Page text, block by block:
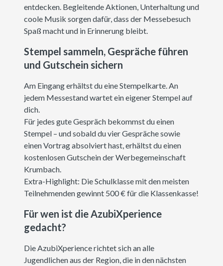
entdecken. Begleitende Aktionen, Unterhaltung und
coole Musik sorgen dafür, dass der Messebesuch
Spaß macht und in Erinnerung bleibt.
Stempel sammeln, Gespräche führen
und Gutschein sichern
Am Eingang erhältst du eine Stempelkarte. An
jedem Messestand wartet ein eigener Stempel auf
dich.
Für jedes gute Gespräch bekommst du einen
Stempel – und sobald du vier Gespräche sowie
einen Vortrag absolviert hast, erhältst du einen
kostenlosen Gutschein der Werbegemeinschaft
Krumbach.
Extra-Highlight: Die Schulklasse mit den meisten
Teilnehmenden gewinnt 500 € für die Klassenkasse!
Für wen ist die AzubiXperience
gedacht?
Die AzubiXperience richtet sich an alle
Jugendlichen aus der Region, die in den nächsten